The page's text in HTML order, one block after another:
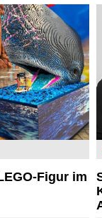
im LEGOLAND
Figur im